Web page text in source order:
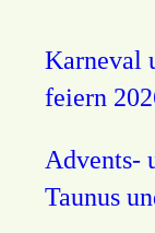
Karneval
feiern
Advents-
Taunus